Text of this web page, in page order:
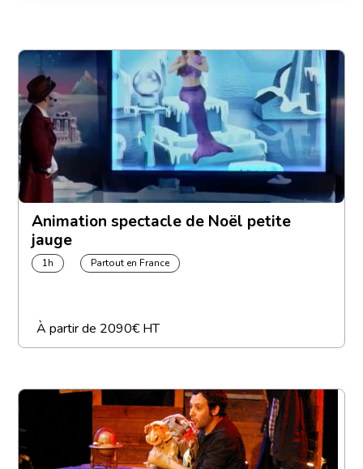
Animation spectacle de Noël petite
jauge
1h Partout en France
À partir de 2090€ HT